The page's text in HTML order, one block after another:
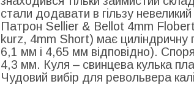
стали додавати в гільзу
Патрон Sellier & Bellot 4mm Flobert
kurz, 4mm Short) має циліндричну
6,1 мм і 4,65 мм відповідно).
4,3 мм. Куля – свинцева кулька
Чудовий вибір для револьвера